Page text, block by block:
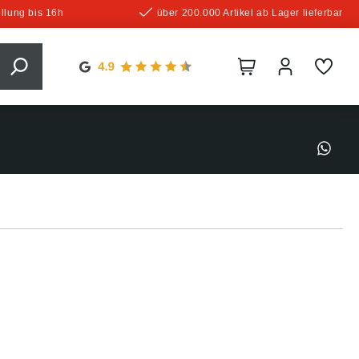
bis 16h über 200.000 Artikel ab Lager lieferbar